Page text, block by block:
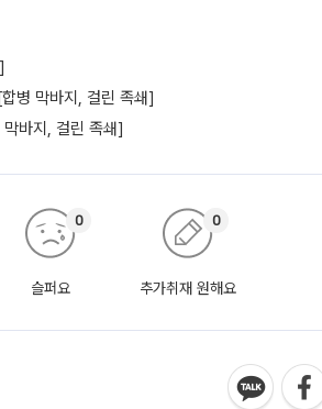
병 막바지, 걸린 족쇄]
막바지, 걸린 족쇄]
슬퍼요
0
추가취재 원해요
0